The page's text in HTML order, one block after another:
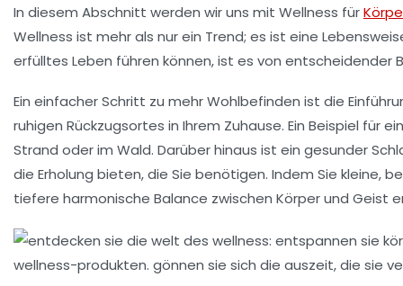
In diesem Abschnitt werden wir uns mit Wellness für
Wellness ist mehr als nur ein Trend; es ist eine
erfülltes Leben führen können, ist es von
Ein einfacher Schritt zu mehrWohlbefinden ist die
ruhigen Rückzugsortes in Ihrem Zuhause. Ein Beispiel für
Strand oder im Wald. Darüber hinaus ist ein gesunder
die Erholung bieten, die Sie benötigen. Indem Sie kleine,
tiefere harmonische Balance zwischen Körper und Geist